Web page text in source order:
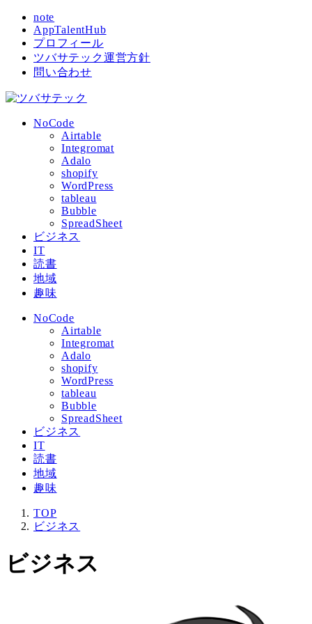
note
AppTalentHub
プロフィール
ツバサテック運営方針
問い合わせ
NoCode
Airtable
Integromat
Adalo
shopify
WordPress
tableau
Bubble
SpreadSheet
ビジネス
IT
読書
地域
趣味
NoCode
Airtable
Integromat
Adalo
shopify
WordPress
tableau
Bubble
SpreadSheet
ビジネス
IT
読書
地域
趣味
TOP
ビジネス
ビジネス